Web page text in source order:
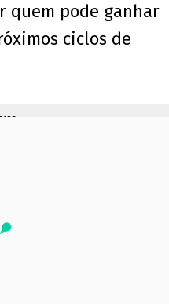
quem pode ganhar
ciclos de